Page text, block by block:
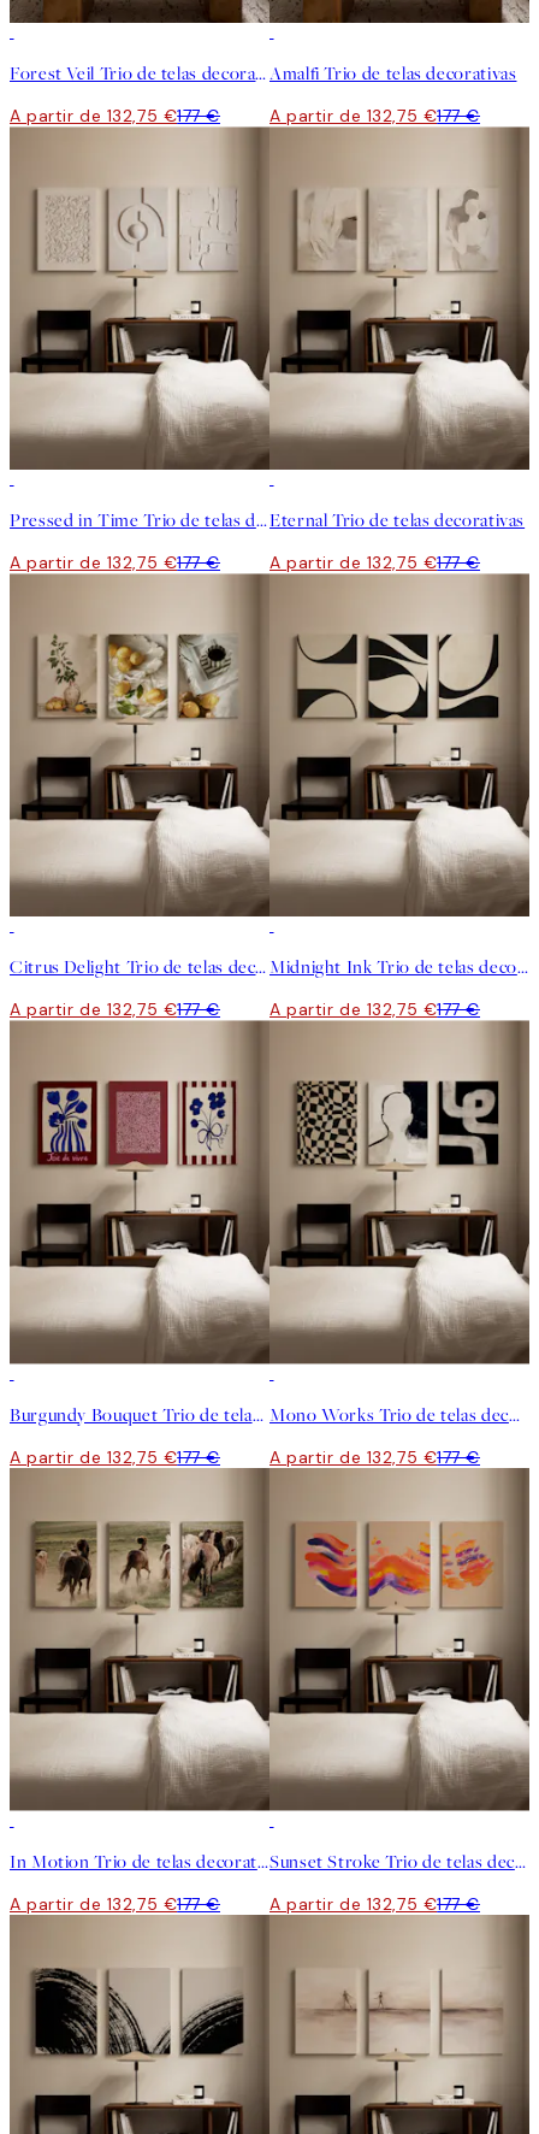
Forest Veil Trio de telas decorativas
A partir de 132,75 €177 €
Amalfi Trio de telas decorativas
A partir de 132,75 €177 €
Pressed in Time Trio de telas decorativas
A partir de 132,75 €177 €
Eternal Trio de telas decorativas
A partir de 132,75 €177 €
Citrus Delight Trio de telas decorativas
A partir de 132,75 €177 €
Midnight Ink Trio de telas decorativas
A partir de 132,75 €177 €
Burgundy Bouquet Trio de telas decorativas
A partir de 132,75 €177 €
Mono Works Trio de telas decorativas
A partir de 132,75 €177 €
In Motion Trio de telas decorativas
A partir de 132,75 €177 €
Sunset Stroke Trio de telas decorativas
A partir de 132,75 €177 €